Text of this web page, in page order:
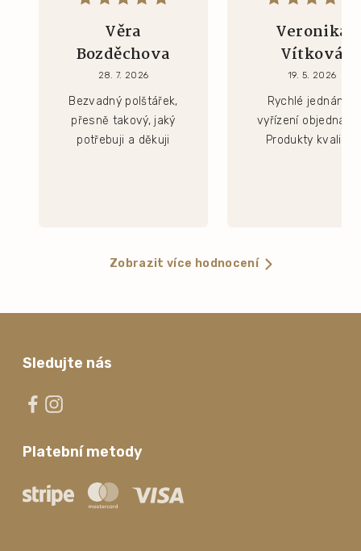
Věra
Bozděchova
28. 7. 2026
Bezvadný polštářek,
přesně takový, jaký
potřebuji a děkuji
Veronika
Vítková
19. 5. 2026
Rychlé jednání a
vyřízení
Produkty kvalitní.
Zobrazit více hodnocení
Sledujte nás
Platební metody